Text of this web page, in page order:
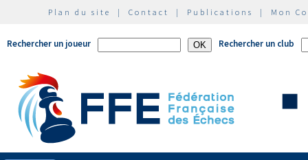
Plan du site | Contact | Publications | Mon
Rechercher un joueur Rechercher un club